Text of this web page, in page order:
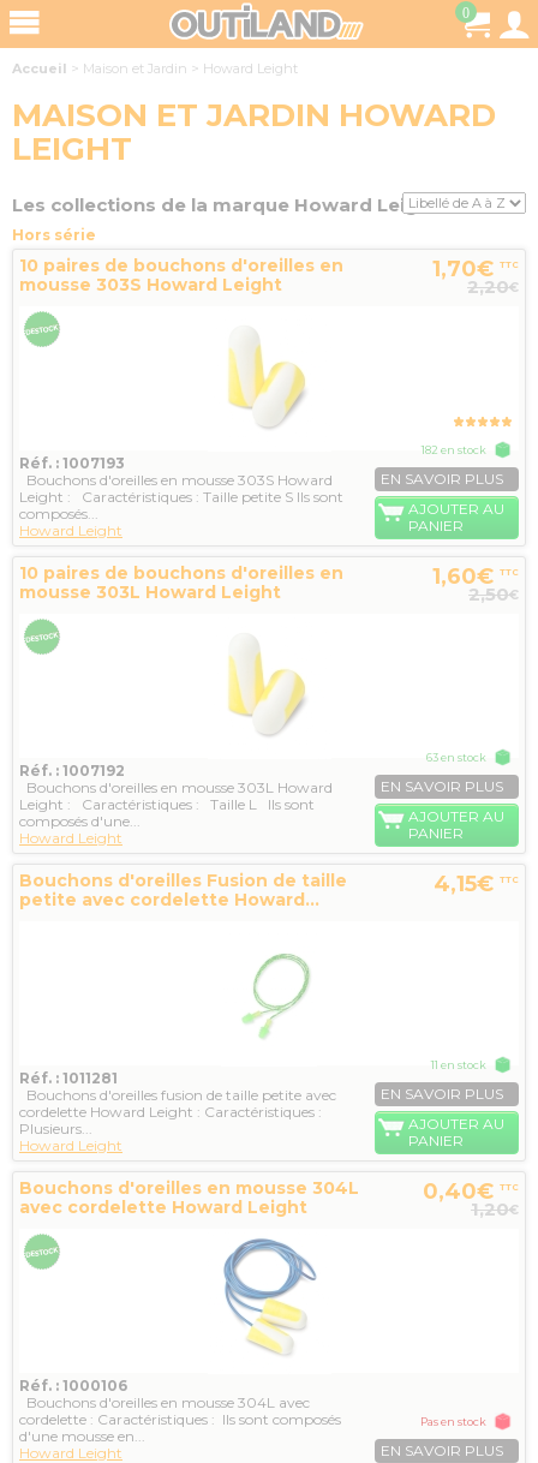
0
Accueil > Maison et Jardin > Howard Leight
MAISON ET JARDIN HOWARD
LEIGHT
Les collections de la marque Howard Leight
Hors série
10 paires de bouchons d'oreilles en
mousse 303S Howard Leight
1,70€ TTC
2,20€
Réf. : 1007193
Bouchons d'oreilles en mousse 303S Howard
Leight : Caractéristiques : Taille petite S Ils sont
composés...
Howard Leight
182 en stock
EN SAVOIR PLUS
AJOUTER AU
PANIER
10 paires de bouchons d'oreilles en
mousse 303L Howard Leight
1,60€ TTC
2,50€
Réf. : 1007192
Bouchons d'oreilles en mousse 303L Howard
Leight : Caractéristiques : Taille L Ils sont
composés d'une...
Howard Leight
63 en stock
EN SAVOIR PLUS
AJOUTER AU
PANIER
Bouchons d'oreilles Fusion de taille
petite avec cordelette Howard...
4,15€ TTC
Réf. : 1011281
Bouchons d'oreilles fusion de taille petite avec
cordelette Howard Leight : Caractéristiques :
Plusieurs...
Howard Leight
11 en stock
EN SAVOIR PLUS
AJOUTER AU
PANIER
Bouchons d'oreilles en mousse 304L
avec cordelette Howard Leight
0,40€ TTC
1,20€
Réf. : 1000106
Bouchons d'oreilles en mousse 304L avec
cordelette : Caractéristiques : Ils sont composés
d'une mousse en...
Howard Leight
Pas en stock
EN SAVOIR PLUS